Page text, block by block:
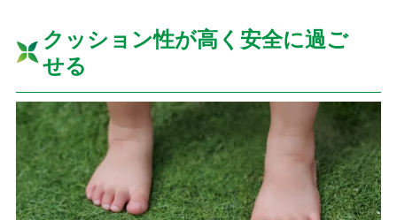
クッション性が高く安全に過ご
せる